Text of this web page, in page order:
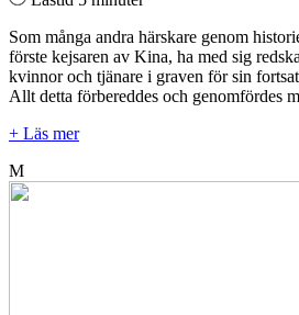
Som många andra härskare genom
förste kejsaren av Kina, ha med sig
kvinnor och tjänare i graven för sin
Allt detta förbereddes och genomfördes
+ Läs mer
M